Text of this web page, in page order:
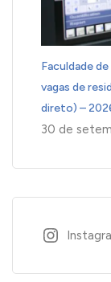
Faculdade
vagas de
direto) –
30 de